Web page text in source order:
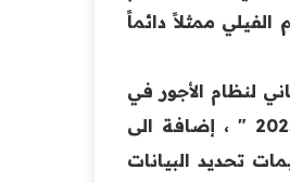
الكريم الفيلي ممثلاً دائماً
نشر نظام رقم (5) لسنة 2025 " التعديل الثاني لنظام الأجور في
المطارات المدنية رقم (6) لسنة 2018 الصادر بقرار مجلس الوزراء رقم (414) لسنة 2025 " ، إضافة الى
التأمين (الاكتواريين) رقم (1) لسنة 2025 ، وتعليمات تحديد البيانات